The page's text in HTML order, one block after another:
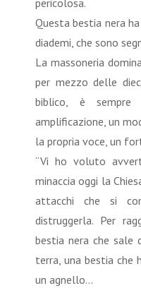
pericolosa.
Questa bestia nera
diademi, che sono
La massoneria
per mezzo delle
biblico, è
amplificazione, un
la propria voce, un
“Vi ho voluto
minaccia oggi la
attacchi che si
distruggerla. Per
bestia nera che sale
terra, una bestia che
un agnello...